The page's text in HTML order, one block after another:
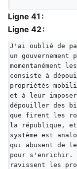
Ligne 41 :
Ligne 42 :
J'ai oublié de
un gouvernement
momentanément
consiste à
propriétés
et à leur
dépouiller des
que firent les
la république, et
système est
qui abusent de
pour s'enrichir.
ravissent les